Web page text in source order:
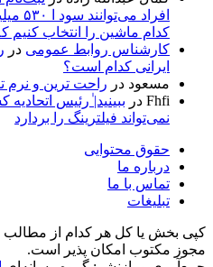
کدام ماشین را انتخاب
کارشناس روابط عمومی در
ایرانی کدام است؟
مسعود در راحت ترین و نرم
Fhfi در ببینید| ٰرئیس
نمی‌تواند فیلترینگ را بردارد
حقوق محتوایی
درباره ما
تماس با ما
تبلیغات
کپی بخش یا کل هر کدام از مطالب
مجوز مکتوب امکان پذیر است.